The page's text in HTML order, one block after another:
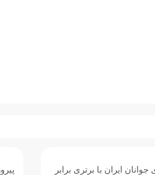
ایران با برتری برابر